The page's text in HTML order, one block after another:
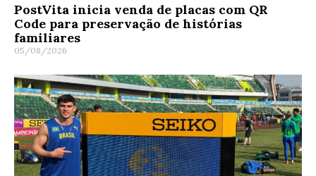
PostVita inicia venda de placas com QR
Code para preservação de histórias
familiares
05/08/2026